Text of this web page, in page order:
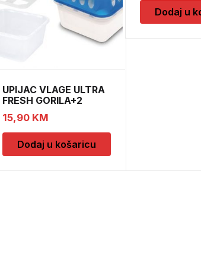
UPIJAC VLAGE ULTRA
FRESH GORILA+2
DOPUNE
15,90 KM
Dodaj u košaricu
Dodaj u